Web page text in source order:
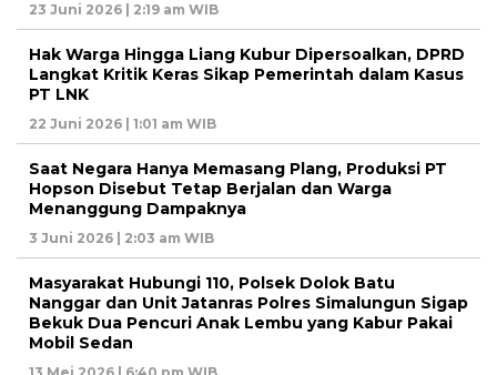
23 Juni 2026 | 2:19 am WIB
Hak Warga Hingga Liang Kubur Dipersoalkan, DPRD
Langkat Kritik Keras Sikap Pemerintah dalam Kasus
PT LNK
22 Juni 2026 | 1:01 am WIB
Saat Negara Hanya Memasang Plang, Produksi PT
Hopson Disebut Tetap Berjalan dan Warga
Menanggung Dampaknya
3 Juni 2026 | 2:03 am WIB
Masyarakat Hubungi 110, Polsek Dolok Batu
Nanggar dan Unit Jatanras Polres Simalungun Sigap
Bekuk Dua Pencuri Anak Lembu yang Kabur Pakai
Mobil Sedan